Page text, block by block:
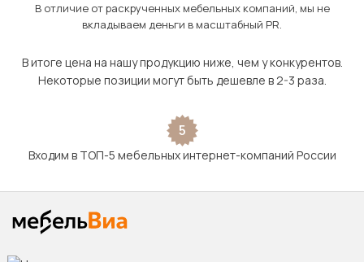
В отличие от раскрученных мебельных компаний, мы не
вкладываем деньги в масштабный PR.
В итоге цена на нашу продукцию ниже, чем у конкурентов.
Некоторые позиции могут быть дешевле в 2-3 раза.
5
Входим в ТОП-5 мебельных интернет-компаний России